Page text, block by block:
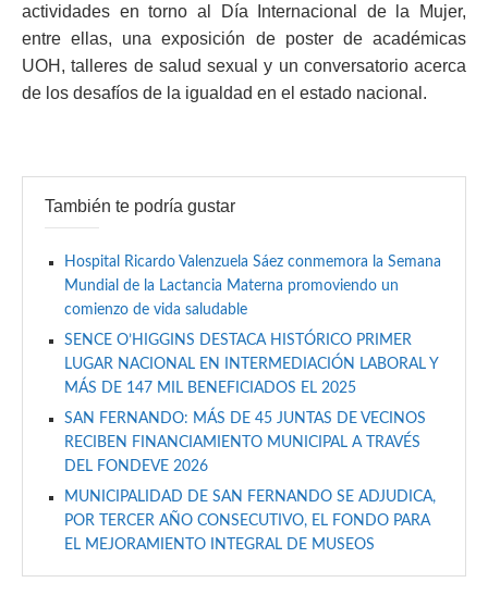
actividades en torno al Día Internacional de la Mujer,
entre ellas, una exposición de poster de académicas
UOH, talleres de salud sexual y un conversatorio acerca
de los desafíos de la igualdad en el estado nacional.
También te podría gustar
Hospital Ricardo Valenzuela Sáez conmemora la Semana
Mundial de la Lactancia Materna promoviendo un
comienzo de vida saludable
SENCE O’HIGGINS DESTACA HISTÓRICO PRIMER
LUGAR NACIONAL EN INTERMEDIACIÓN LABORAL Y
MÁS DE 147 MIL BENEFICIADOS EL 2025
SAN FERNANDO: MÁS DE 45 JUNTAS DE VECINOS
RECIBEN FINANCIAMIENTO MUNICIPAL A TRAVÉS
DEL FONDEVE 2026
MUNICIPALIDAD DE SAN FERNANDO SE ADJUDICA,
POR TERCER AÑO CONSECUTIVO, EL FONDO PARA
EL MEJORAMIENTO INTEGRAL DE MUSEOS